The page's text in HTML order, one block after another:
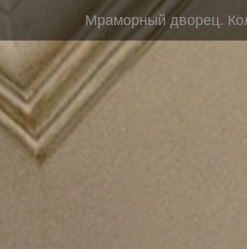
Мраморный дворец.